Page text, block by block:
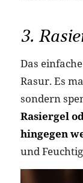
3.
Das
Rasur. Es
sondern
Rasiergel
hingegen
und